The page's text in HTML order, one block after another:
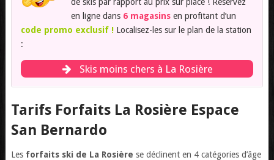
de skis par rapport au prix sur place ! Réservez
en ligne dans 6 magasinsen profitant d’un
code promo exclusif ! Localisez-les sur le plan de la station
:
Skis moins chers à La Rosière
Tarifs Forfaits La Rosière Espace
San Bernardo
Les forfaits ski de La Rosière se déclinent en 4 catégories d’âge